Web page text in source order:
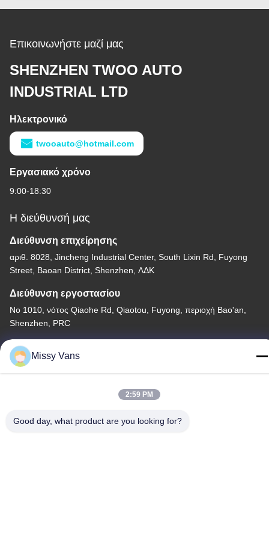
Επικοινωνήστε μαζί μας
SHENZHEN TWOO AUTO
INDUSTRIAL LTD
Ηλεκτρονικό
twooauto@hotmail.com
Εργασιακό χρόνο
9:00-18:30
Η διεύθυνσή μας
Διεύθυνση επιχείρησης
αριθ. 8028, Jincheng Industrial Center, South Lixin Rd, Fuyong
Street, Baoan District, Shenzhen, ΛΔΚ
Διεύθυνση εργοστασίου
Νο 1010, νότος Qiaohe Rd, Qiaotou, Fuyong, περιοχή Bao'an,
Shenzhen, PRC
Τηλεφώνημα
+86-185-7643-6547
Missy Vans
2:59 PM
Good day, what product are you looking for?